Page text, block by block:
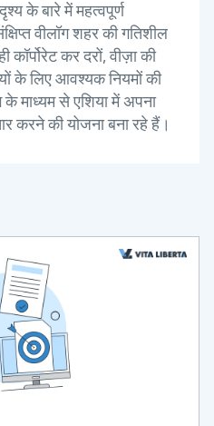
के बारे में महत्वपूर्ण
वीलॉग शहर की गतिशील
कॉर्पोरेट कर दरों, वीज़ा की
के लिए आवश्यक नियमों की
के माध्यम से एशिया में अपना
करने की योजना बना रहे हैं।